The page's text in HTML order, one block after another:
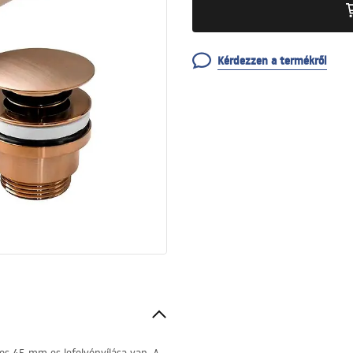
Kérdezzen a termékről